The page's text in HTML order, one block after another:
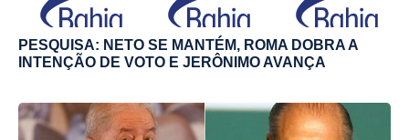
PESQUISA: NETO SE MANTÉM, ROMA DOBRA A
INTENÇÃO DE VOTO E JERÔNIMO AVANÇA